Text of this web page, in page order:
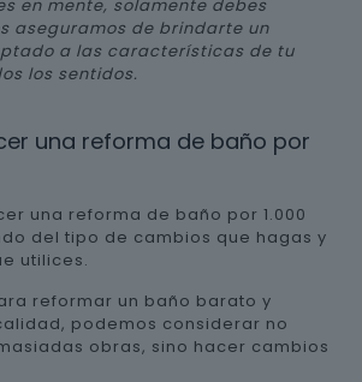
en mente, solamente debes
aseguramos de brindarte un
a las características de tu
los sentidos.
una reforma de baño por
una reforma de baño por 1.000
del tipo de cambios que hagas y
utilices.
reformar un baño barato y
podemos considerar no
obras, sino hacer cambios